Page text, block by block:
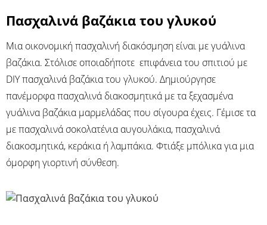
Πασχαλινά βαζάκια του γλυκού
Μια οικονομική πασχαλινή διακόσμηση είναι με γυάλινα
βαζάκια. Στόλισε οποιαδήποτε επιφάνεια του σπιτιού με
DIY πασχαλινά βαζάκια του γλυκού. Δημιούργησε
πανέμορφα πασχαλινά διακοσμητικά με τα ξεχασμένα
γυάλινα βαζάκια μαρμελάδας που σίγουρα έχεις. Γέμισε τα
με πασχαλινά σοκολατένια αυγουλάκια, πασχαλινά
διακοσμητικά, κεράκια ή λαμπάκια. Φτιάξε μπόλικα για μια
όμορφη γιορτινή σύνθεση.